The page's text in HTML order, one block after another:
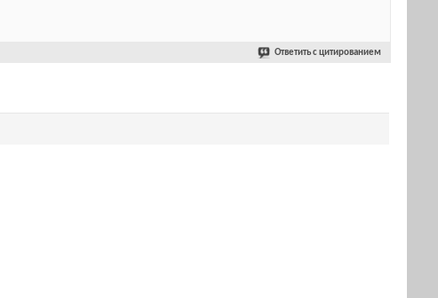
Ответить с цитированием